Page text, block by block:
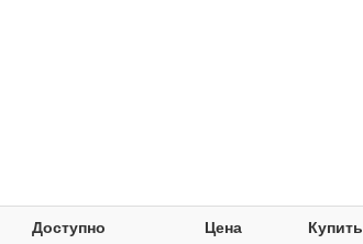
Доступно Цена Купить